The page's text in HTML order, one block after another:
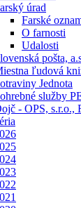
úrad
Farské
O farnosti
Udalosti
pošta,
ľudová
Jednota
služby
- OPS, s.r.o.,